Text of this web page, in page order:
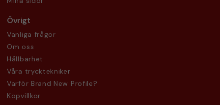
Övrigt
Vanliga frågor
Om oss
Hållbarhet
Våra trycktekniker
Varför Brand New Profile?
Köpvillkor